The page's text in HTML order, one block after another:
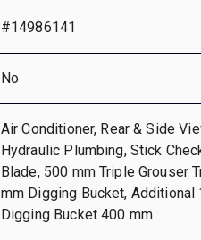
#14986141
No
Air Conditioner, Rear & Side
Hydraulic Plumbing, Stick
Blade, 500 mm Triple Grouser
mm Digging Bucket,
Digging Bucket 400 mm